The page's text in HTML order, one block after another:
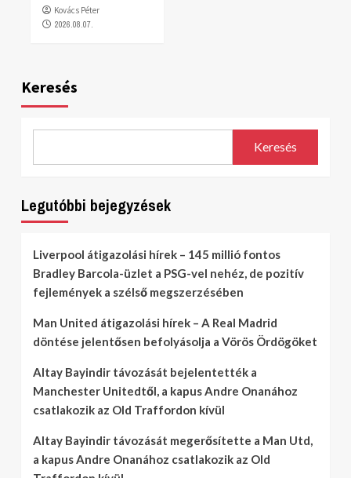
Kovács Péter
2026.08.07.
Keresés
Keresés
Legutóbbi bejegyzések
Liverpool átigazolási hírek – 145 millió fontos
Bradley Barcola-üzlet a PSG-vel nehéz, de pozitív
fejlemények a szélső megszerzésében
Man United átigazolási hírek – A Real Madrid
döntése jelentősen befolyásolja a Vörös Ördögöket
Altay Bayindir távozását bejelentették a
Manchester Unitedtől, a kapus Andre Onanához
csatlakozik az Old Traffordon kívül
Altay Bayindir távozását megerősítette a Man Utd,
a kapus Andre Onanához csatlakozik az Old